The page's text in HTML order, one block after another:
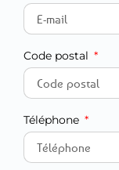
Code postal
Téléphone